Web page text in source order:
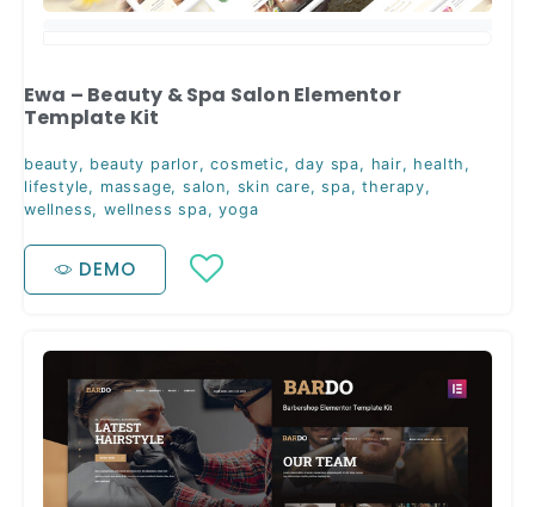
Ewa – Beauty & Spa Salon Elementor
Template Kit
beauty, beauty parlor,cosmetic,day spa, hair, health ,
lifestyle, massage,salon, skin care,spa,therapy,
wellness,wellness spa,yoga
DEMO